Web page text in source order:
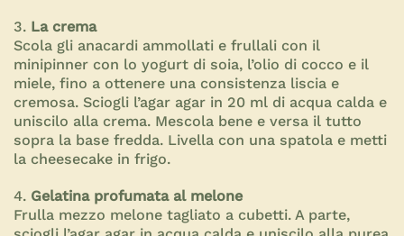
3. La crema
Scola gli anacardi ammollati e frullali con il
minipinner con lo yogurt di soia, l’olio di cocco e il
miele, fino a ottenere una consistenza liscia e
cremosa. Sciogli l’agar agar in 20 ml di acqua calda e
uniscilo alla crema. Mescola bene e versa il tutto
sopra la base fredda. Livella con una spatola e metti
la cheesecake in frigo.
4. Gelatina profumata al melone
Frulla mezzo melone tagliato a cubetti. A parte,